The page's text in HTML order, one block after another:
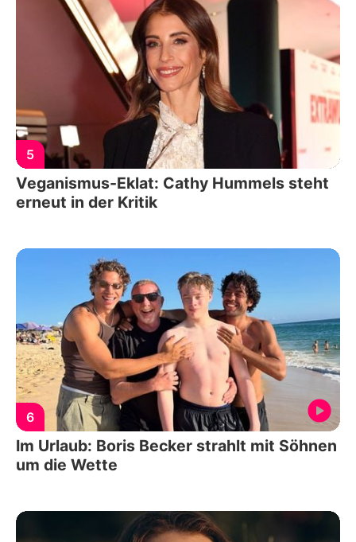
5
Veganismus-Eklat: Cathy Hummels steht
erneut in der Kritik
6
Im Urlaub: Boris Becker strahlt mit Söhnen
um die Wette